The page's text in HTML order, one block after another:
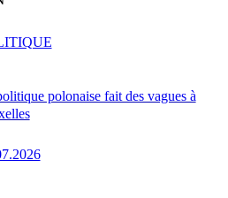
polonaise fait des vagues à